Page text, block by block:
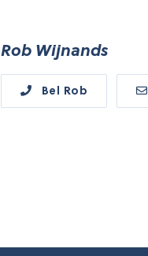
Rob Wijnands
Bel Rob